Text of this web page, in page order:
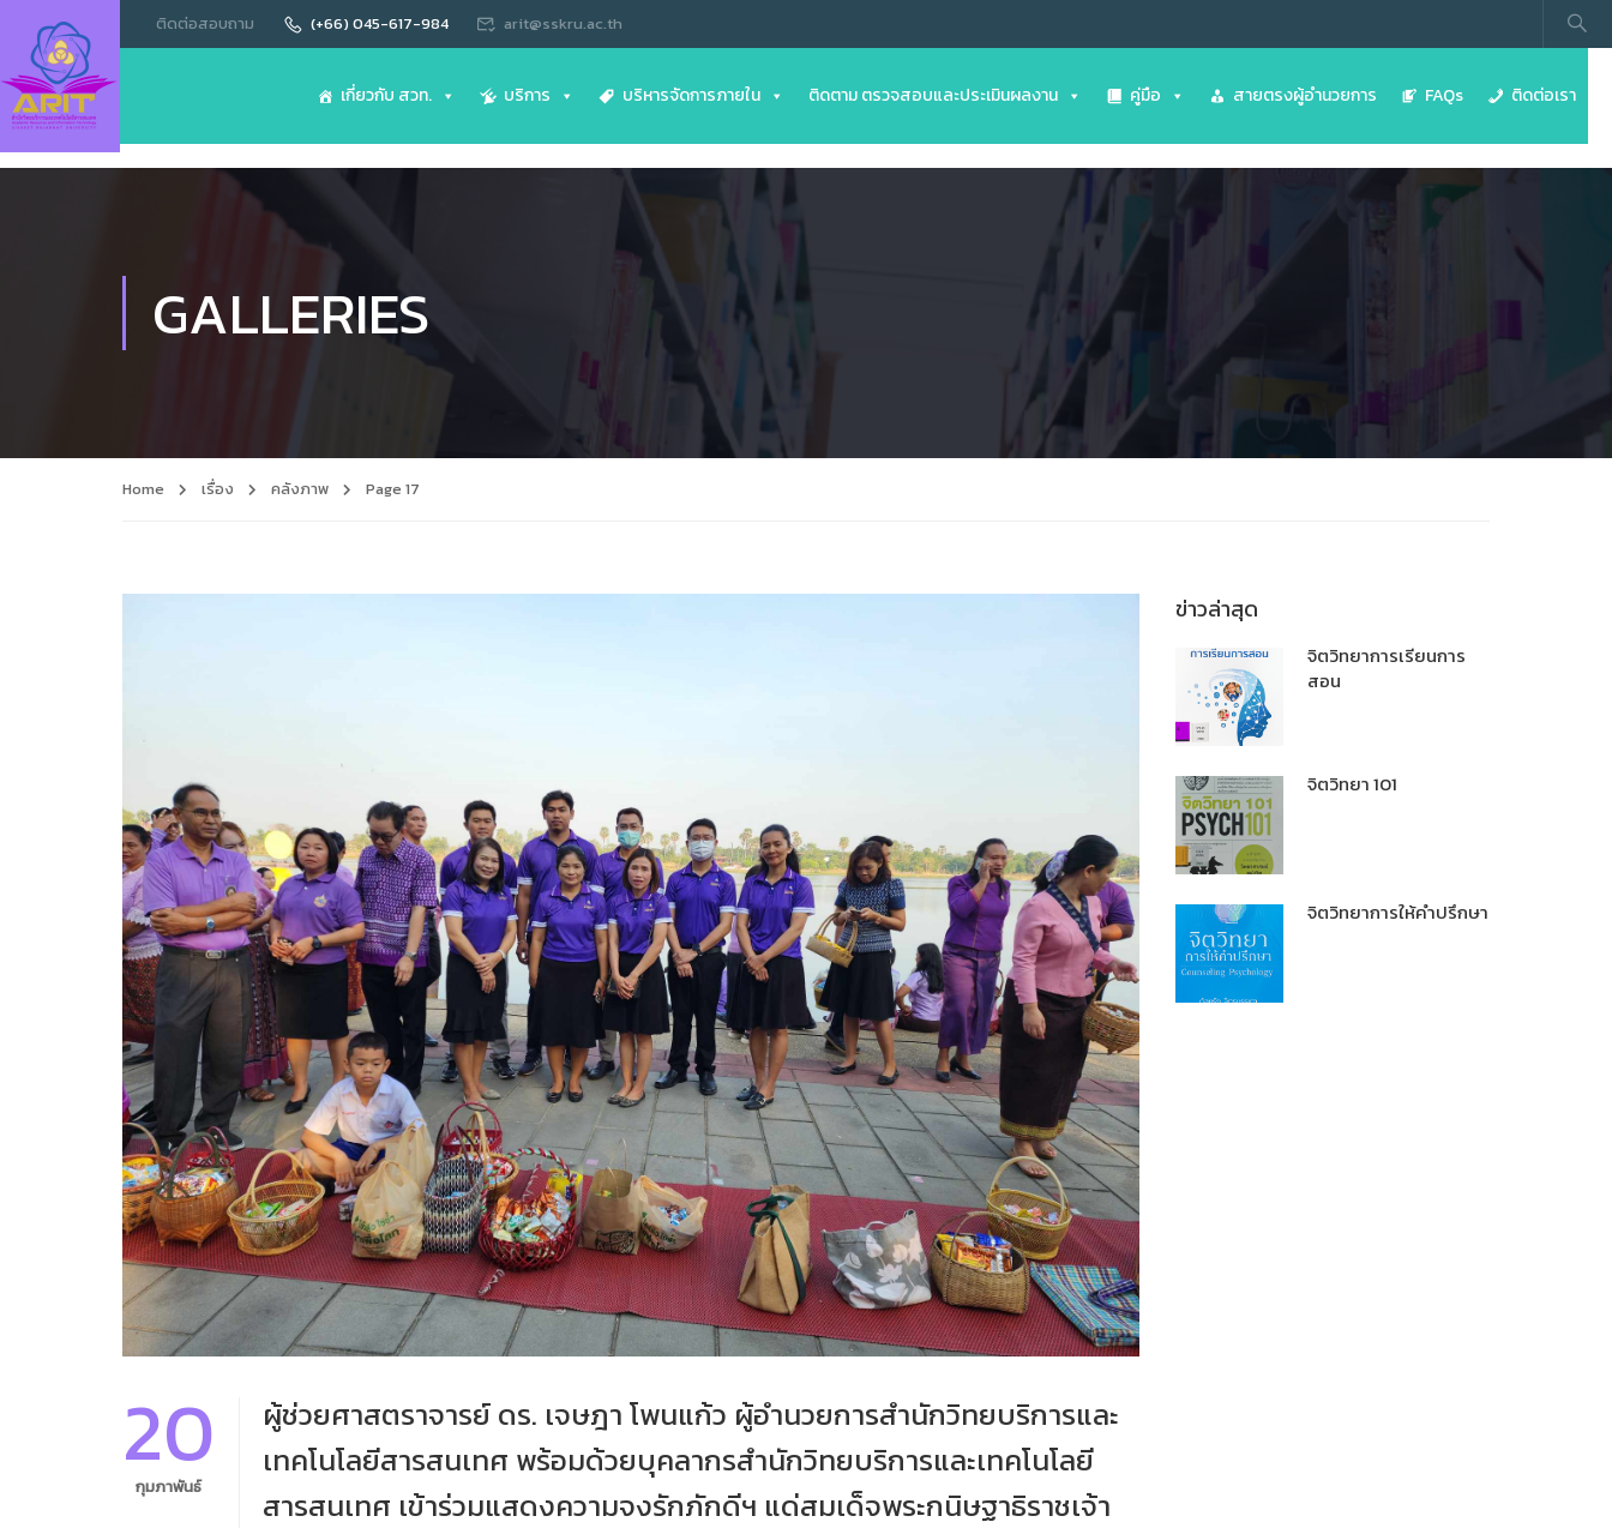
ติดต่อสอบถาม (+66) 045-617-984 arit@sskru.ac.th
เกี่ยวกับ สวท. บริการ บริหารจัดการภายใน ติดตาม ตรวจสอบและประเมินผลงาน คู่มือ สายตรงผู้อำนวยการ FAQs ติดต่อเรา
GALLERIES
Home เรื่อง คลังภาพ Page 17
20
กุมภาพันธ์
ผู้ช่วยศาสตราจารย์ ดร. เจษฎา โพนแก้ว ผู้อำนวยการสำนักวิทยบริการและ
เทคโนโลยีสารสนเทศ พร้อมด้วยบุคลากรสำนักวิทยบริการและเทคโนโลยี
สารสนเทศ เข้าร่วมแสดงความจงรักภักดีฯ แด่สมเด็จพระกนิษฐาธิราชเจ้า
ข่าวล่าสุด
จิตวิทยาการเรียนการ
สอน
จิตวิทยา 101
จิตวิทยาการให้คำปรึกษา